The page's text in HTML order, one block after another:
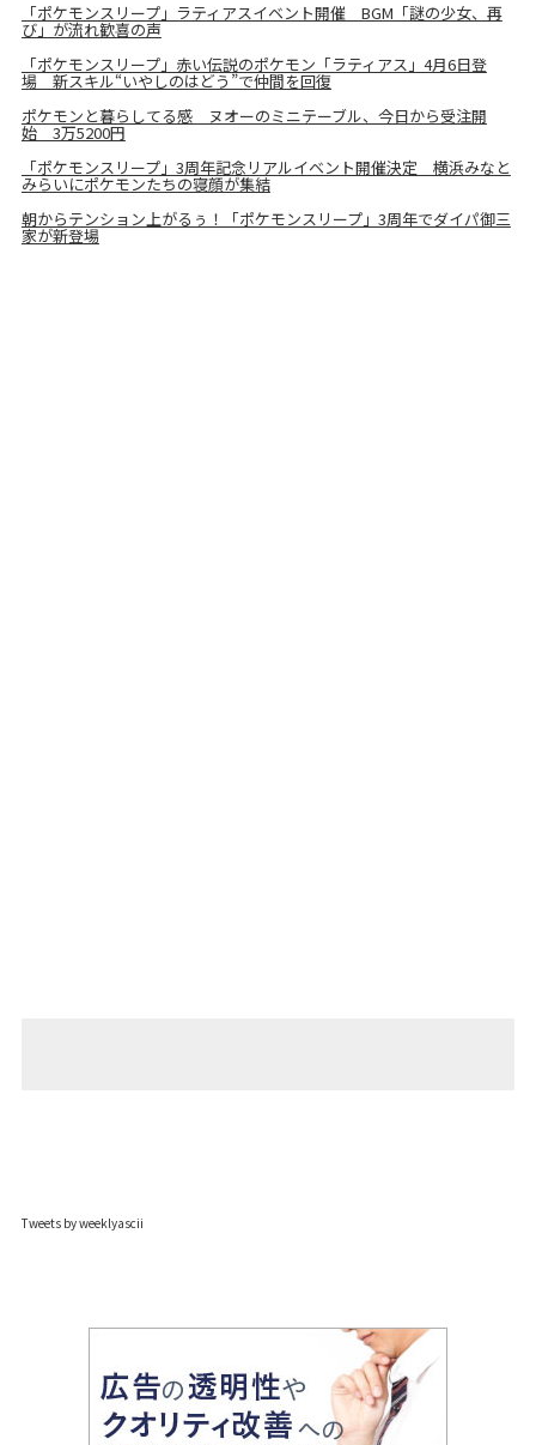
「ポケモンスリープ」ラティアスイベント開催 BGM「謎の少女、再
び」が流れ歓喜の声
「ポケモンスリープ」赤い伝説のポケモン「ラティアス」4月6日登
場 新スキル“いやしのはどう”で仲間を回復
ポケモンと暮らしてる感 ヌオーのミニテーブル、今日から受注開
始 3万5200円
「ポケモンスリープ」3周年記念リアルイベント開催決定 横浜みなと
みらいにポケモンたちの寝顔が集結
朝からテンション上がるぅ！「ポケモンスリープ」3周年でダイパ御三
家が新登場
Tweets by weeklyascii